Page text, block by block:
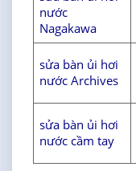
nước
Nagakawa
sửa bàn ủi hơi
nước Archives
sửa bàn ủi hơi
nước cầm tay